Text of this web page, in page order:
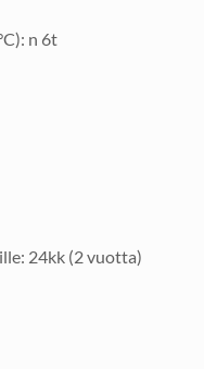
n 6t
24kk (2 vuotta)